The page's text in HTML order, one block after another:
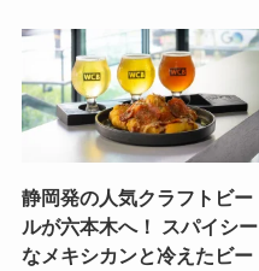
静岡発の人気クラフトビー
ルが六本木へ！ スパイシー
なメキシカンと冷えたビー